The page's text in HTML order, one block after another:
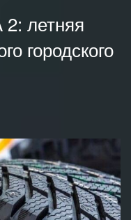
2: летняя
городского